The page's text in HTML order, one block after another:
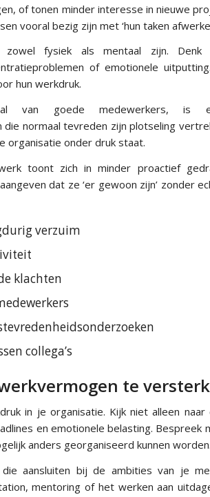
of tonen minder interesse in nieuwe
vooral bezig zijn met ‘hun taken
zowel fysiek als mentaal zijn. Denk
of emotionele
hun werkdruk.
van goede medewerkers, is
die normaal tevreden zijn plotseling
organisatie onder druk staat.
toont zich in minder proactief
dat ze ‘er gewoon zijn’ zonder
verzuim
klachten
collega’s
te
in je organisatie. Kijk niet alleen naar
en emotionele belasting. Bespreek
anders georganiseerd kunnen worden.
die aansluiten bij de ambities van je
mentoring of het werken aan